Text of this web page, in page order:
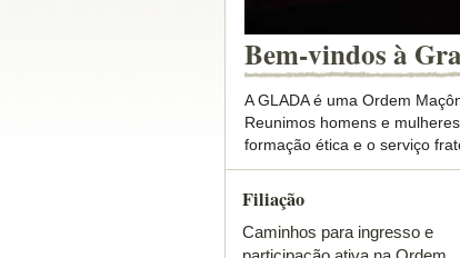
Bem-vindos à
A GLADA é uma Ordem
Reunimos homens e
formação ética e o serviço
Filiação
Caminhos para ingresso e